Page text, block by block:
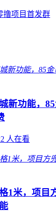
撸项目首发群
新功能，85
人在看
1米，项目